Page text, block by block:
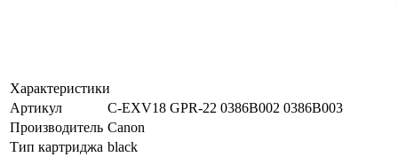
Характеристики
Артикул
C-EXV18 GPR-22 0386B002 0386B003
Производитель Canon
Тип картриджа black